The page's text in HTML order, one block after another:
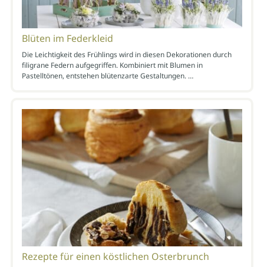
Blüten im Federkleid
Die Leichtigkeit des Frühlings wird in diesen Dekorationen durch
filigrane Federn aufgegriffen. Kombiniert mit Blumen in
Pastelltönen, entstehen blütenzarte Gestaltungen. …
Rezepte für einen köstlichen Osterbrunch